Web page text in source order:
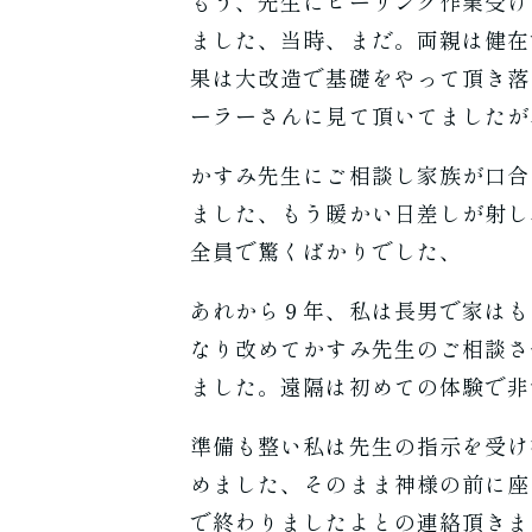
ました、当時、まだ。両親は健
果は大改造で基礎をやって頂き
ーラーさんに見て頂いてました
かすみ先生にご相談し家族が口
ました、もう暖かい日差しが射
全員で驚くばかりでした、
あれから９年、私は長男で家は
なり改めてかすみ先生のご相談
ました。遠隔は初めての体験で
準備も整い私は先生の指示を受
めました、そのまま神様の前に
で終わりましたよとの連絡頂き